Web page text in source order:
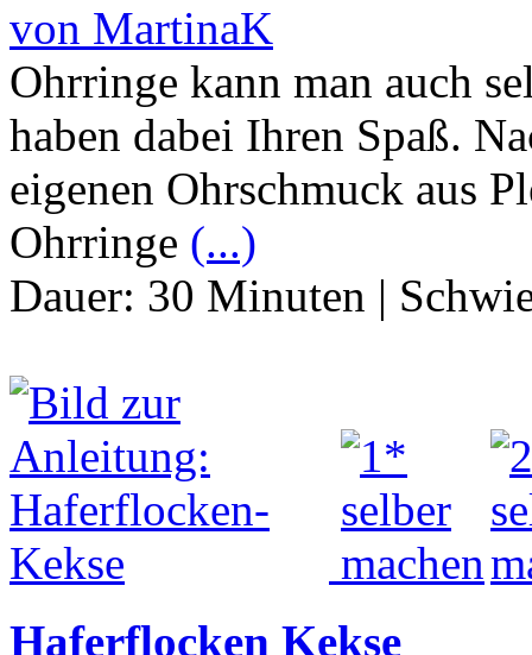
von MartinaK
Ohrringe kann man auch
haben dabei Ihren Spaß.
eigenen Ohrschmuck aus
Ohrringe (...)
Dauer: 30 Minuten |
Haferflocken Kekse